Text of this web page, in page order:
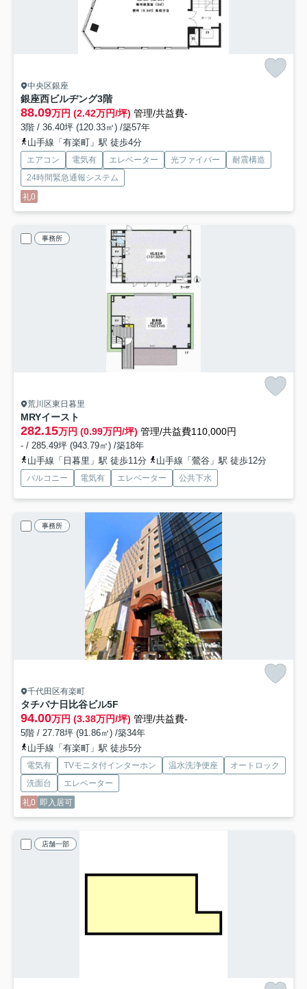
中央区銀座
銀座西ビルヂング3階
88.09万円 (2.42万円/坪) 管理/共益費-
3階 / 36.40坪 (120.33㎡) /築57年
山手線「有楽町」駅 徒歩4分
エアコン 電気有 エレベーター 光ファイバー
耐震構造
24時間緊急通報システム
礼0
事務所
荒川区東日暮里
MRYイースト
282.15万円 (0.99万円/坪) 管理/共益費110,000円
- / 285.49坪 (943.79㎡) /築18年
山手線「日暮里」駅 徒歩11分
山手線「鶯谷」駅 徒歩12分
バルコニー 電気有 エレベーター 公共下水
事務所
千代田区有楽町
タチバナ日比谷ビル5F
94.00万円 (3.38万円/坪) 管理/共益費-
5階 / 27.78坪 (91.86㎡) /築34年
山手線「有楽町」駅 徒歩5分
電気有 TVモニタ付インターホン 温水洗浄便座
オートロック
洗面台
エレベーター
礼0 即入居可
店舗一部